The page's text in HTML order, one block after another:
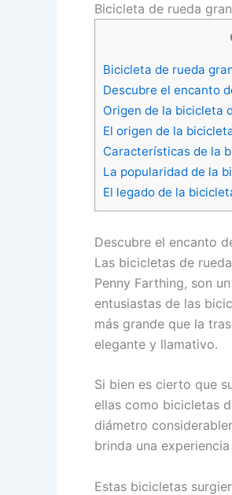
Bicicleta de rueda
Bicicleta de rueda
Descubre el encanto
Origen de la bicicleta
El origen de la
Características de la
La popularidad de la
El legado de la
Descubre el encanto
Las bicicletas de
Penny Farthing, son
entusiastas de las
más grande que la
elegante y llamativo.
Si bien es cierto que
ellas como bicicletas
diámetro
brinda una
Estas bicicletas